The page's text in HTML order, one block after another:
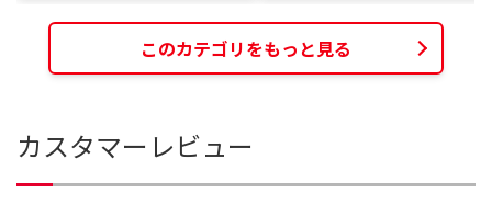
このカテゴリをもっと見る
カスタマーレビュー